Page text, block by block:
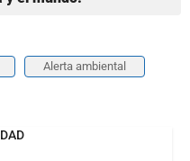
Alerta ambiental